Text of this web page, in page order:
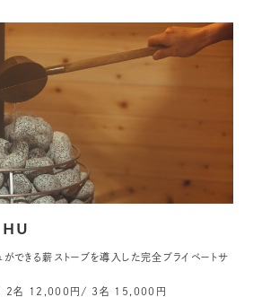
できる薪ストーブを導入した完全プライベートサ
/ 2名 12,000円/ 3名 15,000円